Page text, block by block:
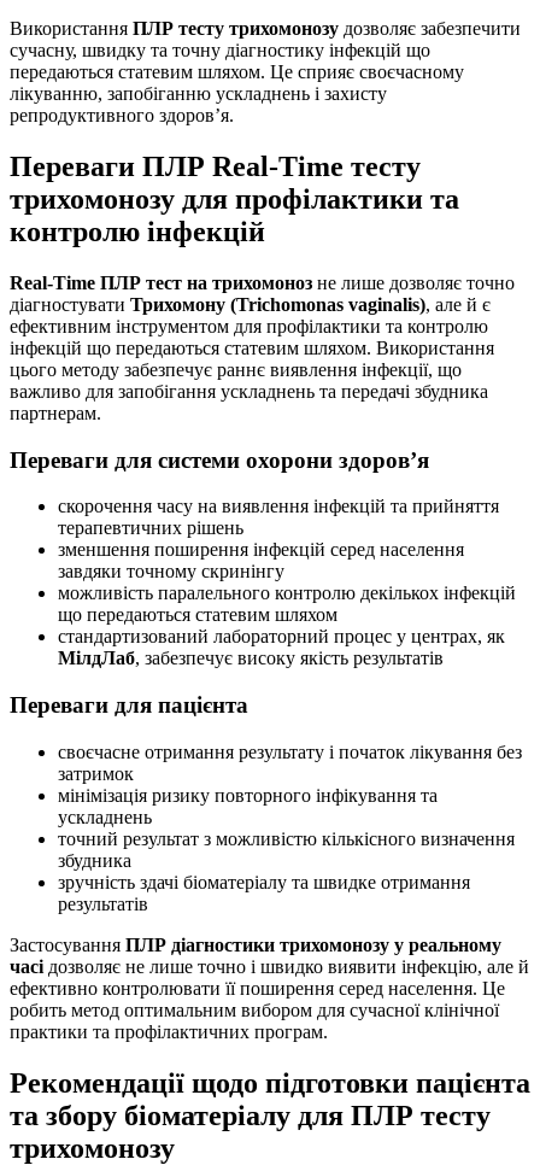
Використання ПЛР тесту трихомонозу дозволяє забезпечити
сучасну, швидку та точну діагностику інфекцій що
передаються статевим шляхом. Це сприяє своєчасному
лікуванню, запобіганню ускладнень і захисту
репродуктивного здоров’я.
Переваги ПЛР Real-Time тесту
трихомонозу для профілактики та
контролю інфекцій
Real-Time ПЛР тест на трихомоноз не лише дозволяє точно
діагностувати Трихомону (Trichomonas vaginalis), але й є
ефективним інструментом для профілактики та контролю
інфекцій що передаються статевим шляхом. Використання
цього методу забезпечує раннє виявлення інфекції, що
важливо для запобігання ускладнень та передачі збудника
партнерам.
Переваги для системи охорони здоров’я
скорочення часу на виявлення інфекцій та прийняття
терапевтичних рішень
зменшення поширення інфекцій серед населення
завдяки точному скринінгу
можливість паралельного контролю декількох інфекцій
що передаються статевим шляхом
стандартизований лабораторний процес у центрах, як
МілдЛаб, забезпечує високу якість результатів
Переваги для пацієнта
своєчасне отримання результату і початок лікування без
затримок
мінімізація ризику повторного інфікування та
ускладнень
точний результат з можливістю кількісного визначення
збудника
зручність здачі біоматеріалу та швидке отримання
результатів
Застосування ПЛР діагностики трихомонозу у реальному
часі дозволяє не лише точно і швидко виявити інфекцію, але й
ефективно контролювати її поширення серед населення. Це
робить метод оптимальним вибором для сучасної клінічної
практики та профілактичних програм.
Рекомендації щодо підготовки пацієнта
та збору біоматеріалу для ПЛР тесту
трихомонозу